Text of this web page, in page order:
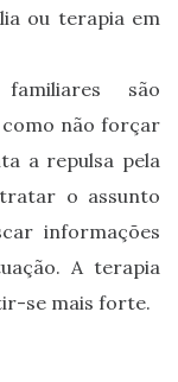
ou terapia em
são
não forçar
a repulsa pela
o assunto
informações
A terapia
se mais forte.